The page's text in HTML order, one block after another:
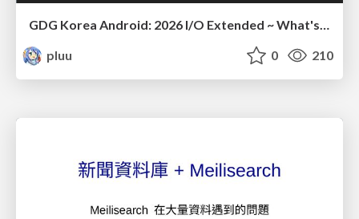
GDG Korea Android: 2026 I/O Extended ~ What's new in Android development tools
pluu
0 210